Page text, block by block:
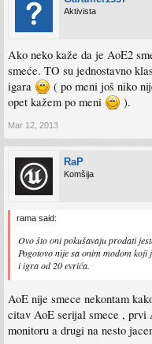
Aktivista
Ako neko kaže da je AoE2
smeće. TO su jednostavno
igara
( po meni još niko
opet kažem po meni
).
Mar 12, 2013
RaP
Komšija
rama said:
Ovo što oni pokušavaju prodati
Pogotovo nije sa onim modom
i igra od 20 evrića.
AoE nije smece nekontam
citav AoE serijal smece , prvi
monitoru a drugi na nesto